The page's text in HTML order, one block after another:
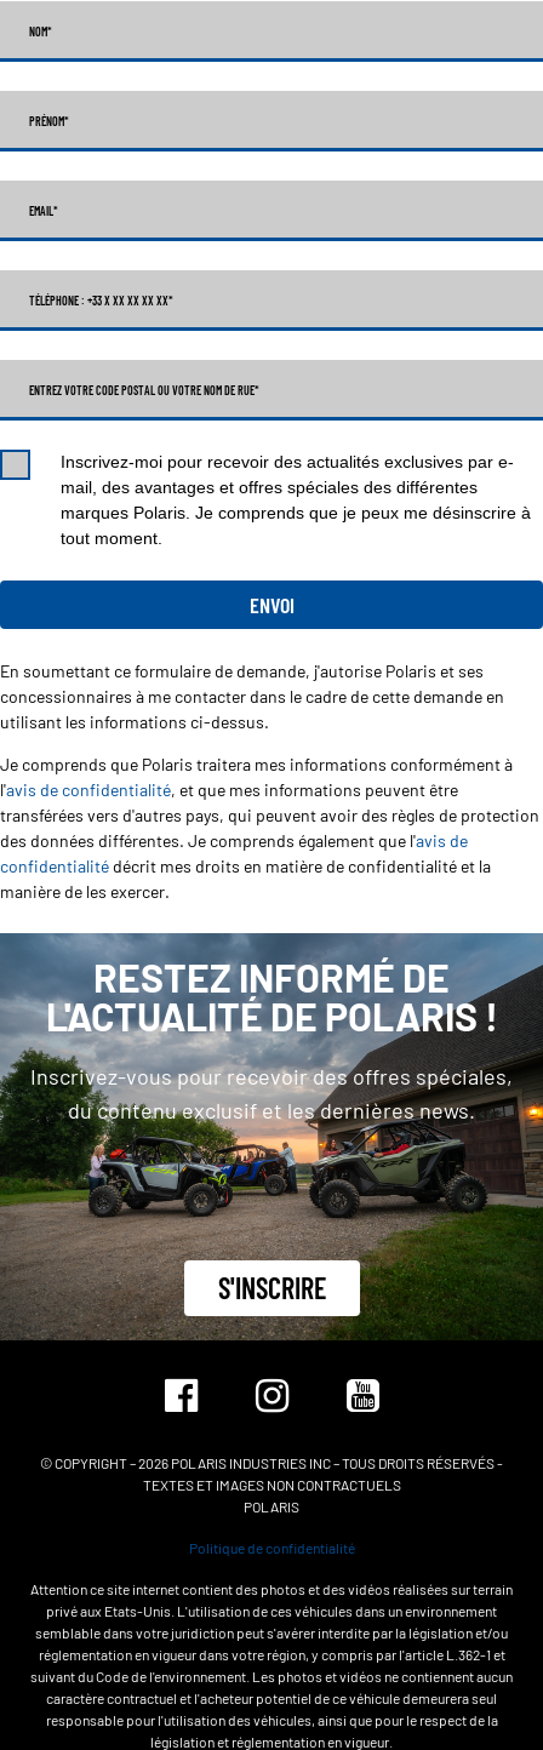
NOM*
PRÉNOM*
EMAIL*
TÉLÉPHONE : +33 X XX XX XX XX*
ENTREZ VOTRE CODE POSTAL OU VOTRE NOM DE RUE*
Inscrivez-moi pour recevoir des actualités exclusives par e-
mail, des avantages et offres spéciales des différentes
marques Polaris. Je comprends que je peux me désinscrire à
tout moment.
En soumettant ce formulaire de demande, j'autorise Polaris et ses
concessionnaires à me contacter dans le cadre de cette demande en
utilisant les informations ci-dessus.
Je comprends que Polaris traitera mes informations conformément à
l'avis de confidentialité, et que mes informations peuvent être
transférées vers d'autres pays, qui peuvent avoir des règles de protection
des données différentes. Je comprends également que l'avis de
confidentialité décrit mes droits en matière de confidentialité et la
manière de les exercer.
RESTEZ INFORMÉ DE
L'ACTUALITÉ DE POLARIS !
Inscrivez-vous pour recevoir des offres spéciales,
du contenu exclusif et les dernières news.
S'INSCRIRE
© COPYRIGHT – 2026 POLARIS INDUSTRIES INC – TOUS DROITS RÉSERVÉS -
TEXTES ET IMAGES NON CONTRACTUELS
POLARIS
Politique de confidentialité
Attention ce site internet contient des photos et des vidéos réalisées sur terrain
privé aux Etats-Unis. L'utilisation de ces véhicules dans un environnement
semblable dans votre juridiction peut s'avérer interdite par la législation et/ou
réglementation en vigueur dans votre région, y compris par l'article L.362-1 et
suivant du Code de l'environnement. Les photos et vidéos ne contiennent aucun
caractère contractuel et l'acheteur potentiel de ce véhicule demeurera seul
responsable pour l'utilisation des véhicules, ainsi que pour le respect de la
législation et réglementation en vigueur.